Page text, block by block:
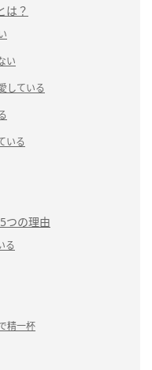
は？
い
している
いる
つの理由
る
精一杯